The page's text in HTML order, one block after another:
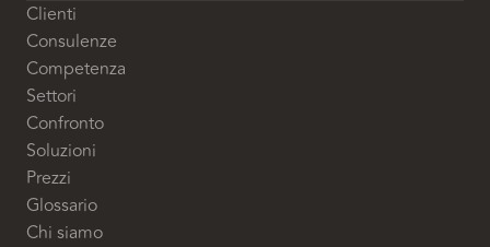
Clienti
Consulenze
Competenza
Settori
Confronto
Soluzioni
Prezzi
Glossario
Chi siamo